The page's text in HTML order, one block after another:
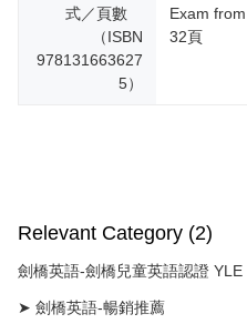
式／頁數
（ISBN
978131663627
5）
Exam
32頁
Relevant Category (2)
劍橋英語-劍橋兒童英語認證 YLE
➤ 劍橋英語-暢銷推薦